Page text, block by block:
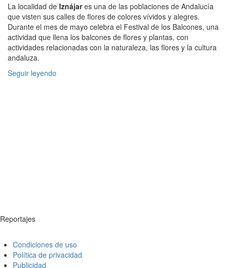
La localidad de Iznájares una de las poblaciones de Andalucía
que visten sus calles de flores de colores vívidos y alegres.
Durante el mes de mayo celebra el Festival de los Balcones, una
actividad que llena los balcones de flores y plantas, con
actividades relacionadas con la naturaleza, las flores y la cultura
andaluza.
Seguir leyendo
Reportajes
Condiciones de uso
Política de privacidad
Publicidad